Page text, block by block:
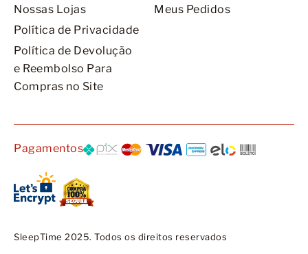
Nossas Lojas
Política de Privacidade
Política de Devolução
e Reembolso Para
Compras no Site
Meus Pedidos
Pagamentos
SleepTime 2025. Todos os direitos reservados